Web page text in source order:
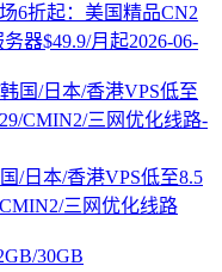
6折起：美国精品CN2
器$49.9/月起2026-06-
/日本/香港VPS低至8.5
三网优化线路